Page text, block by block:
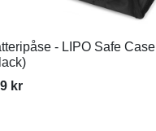
- LIPO Safe Case
kr